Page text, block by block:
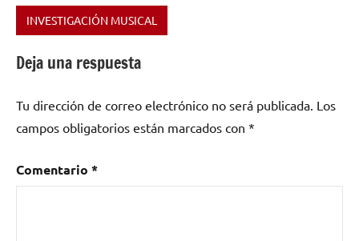
Etiquetado
Erasure,
Reino
Unido,
pop
INVESTIGACIÓN MUSICAL
Deja una respuesta
Tu dirección de correo electrónico no será publicada. Los
campos obligatorios están marcados con *
Comentario *